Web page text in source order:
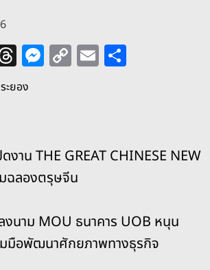
T
h
re
d
s
M
e
n
g
er
C
o
Li
n
k
E
m
ะยอง
งาน THE GREAT CHINESE NEW
ฉลองตรุษจีน
งนาม MOU ธนาคาร UOB หนุน
มมือพัฒนาศักยภาพทางธุรกิจ